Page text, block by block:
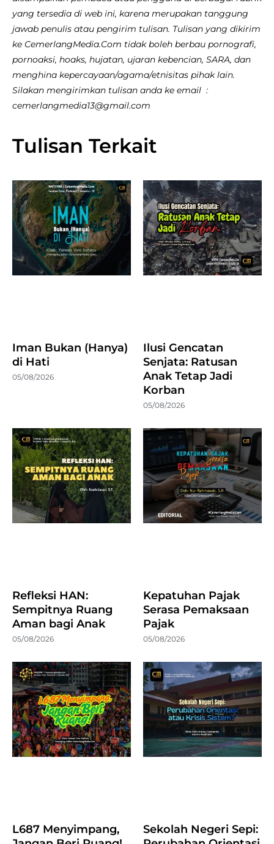
yang tersedia di web ini, karena merupakan tanggung
jawab penulis atau pengirim tulisan. Tulisan yang dikirim
ke CemerlangMedia.Com tidak boleh berbau pornografi,
pornoaksi, hoaks, hujatan, ujaran kebencian, SARA, dan
menghina kepercayaan/agama/etnisitas pihak lain.
Silakan mengirimkan tulisan anda ke email :
cemerlangmedia13@gmail.com
Tulisan Terkait
Iman Bukan (Hanya)
di Hati
05/08/2026
Ilusi Gencatan
Senjata: Ratusan
Anak Tetap Jadi
Korban
05/08/2026
Refleksi HAN:
Sempitnya Ruang
Aman bagi Anak
05/08/2026
Kepatuhan Pajak
Serasa Pemaksaan
Pajak
05/08/2026
L687 Menyimpang,
Sekolah Negeri Sepi: